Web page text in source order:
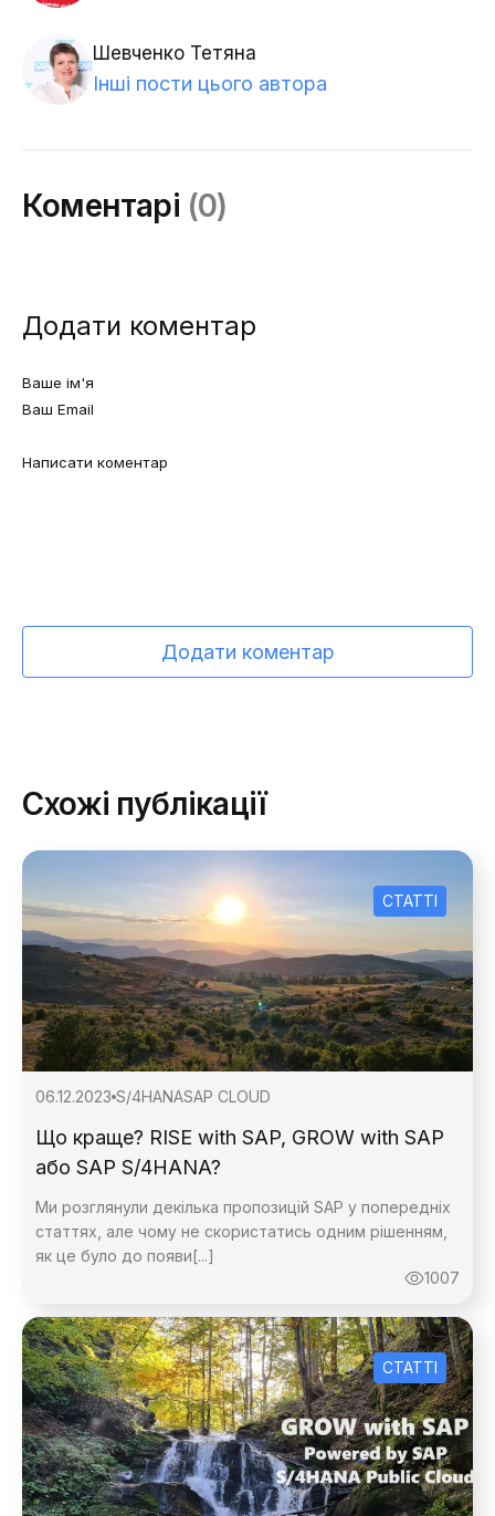
Шевченко Тетяна
Інші пости цього автора
Коментарі (0)
Додати коментар
Додати коментар
Схожі публікації
СТАТТІ
06.12.2023 S/4HANASAP CLOUD
Що краще? RISE with SAP, GROW with SAP
або SAP S/4HANA?
Ми розглянули декілька пропозицій SAP у попередніх
статтях, але чому не скористатись одним рішенням,
як це було до появи[...]
1007
СТАТТІ
Дякую,